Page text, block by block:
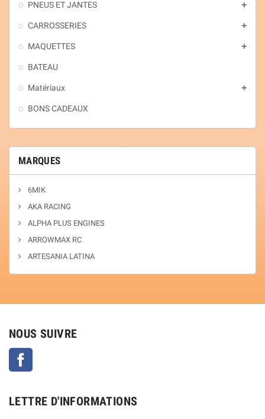
PNEUS ET JANTES add
CARROSSERIES add
MAQUETTES add
BATEAU
Matériaux add
BONS CADEAUX
MARQUES
6MIK
AKA RACING
ALPHA PLUS ENGINES
ARROWMAX RC
ARTESANIA LATINA
NOUS SUIVRE
LETTRE D'INFORMATIONS